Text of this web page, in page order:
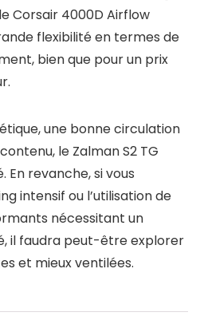
Corsair 4000D Airflow
flexibilité en termes de
bien que pour un prix
une bonne circulation
le Zalman S2 TG
En revanche, si vous
intensif ou l’utilisation de
nécessitant un
il faudra peut-être explorer
et mieux ventilées.